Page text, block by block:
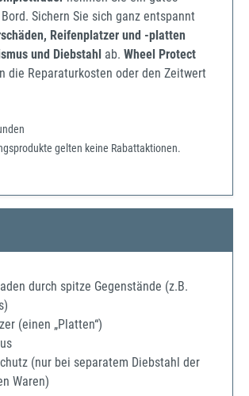
Sichern Sie sich ganz entspannt
Reifenplatzer und -platten
und Diebstahl ab. Wheel Protect
die Reparaturkosten oder den Zeitwert
gelten keine Rabattaktionen.
durch spitze Gegenstände (z.B.
(einen „Platten“)
(nur bei separatem Diebstahl der
Waren)